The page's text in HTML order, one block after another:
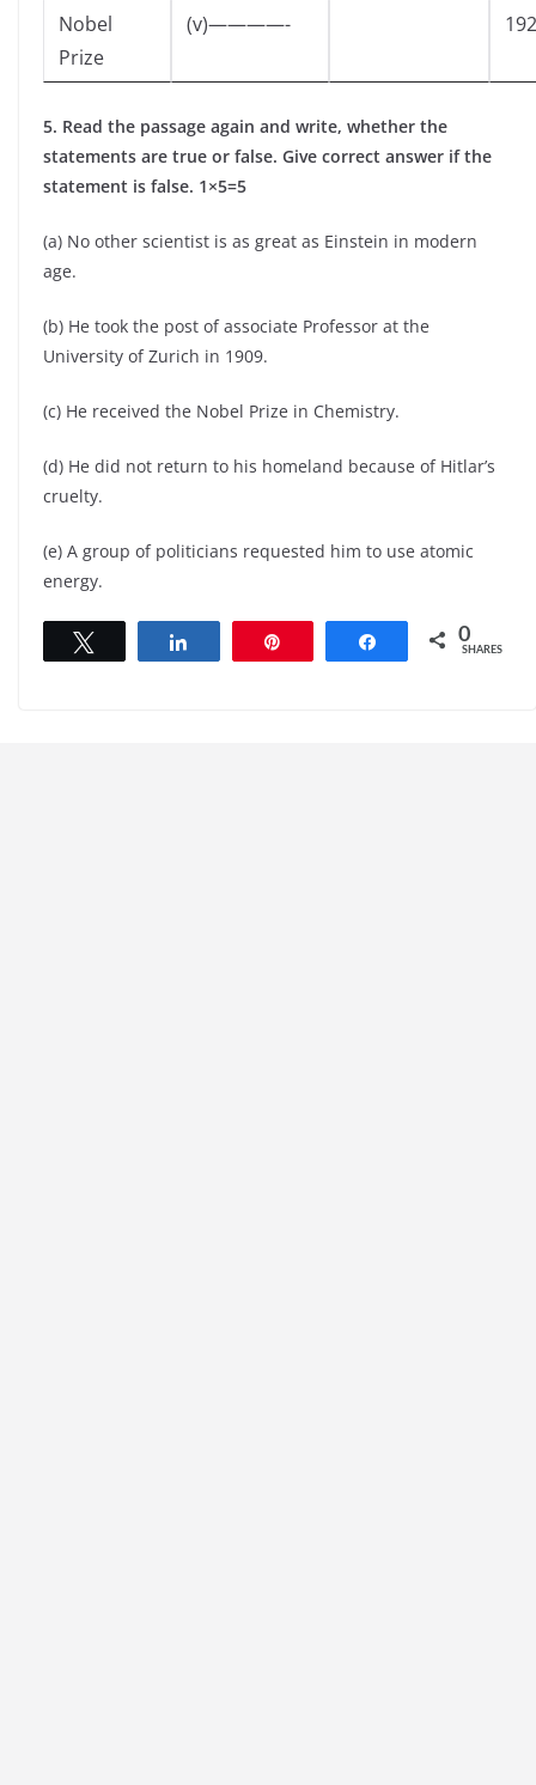
Nobel
Prize
(v)————-
5. Read the passage again and write, whether the
statements are true or false. Give correct answer if the
statement is false. 1×5=5
(a) No other scientist is as great as Einstein in modern
age.
(b) He took the post of associate Professor at the
University of Zurich in 1909.
(c) He received the Nobel Prize in Chemistry.
(d) He did not return to his homeland because of Hitlar’s
cruelty.
(e) A group of politicians requested him to use atomic
energy.
Share 0
SHARES